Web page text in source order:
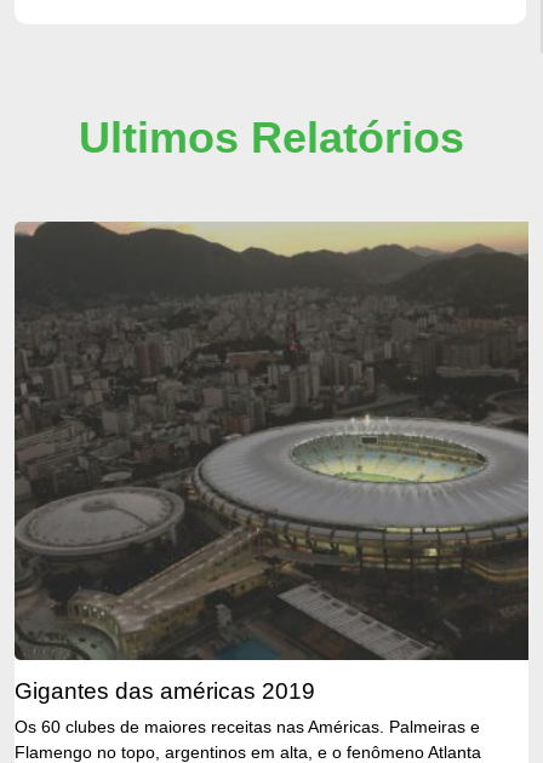
Ultimos Relatórios
gigantes das américas 2019
Os 60 clubes de maiores receitas nas Américas. Palmeiras e
Flamengo no topo, argentinos em alta, e o fenômeno Atlanta